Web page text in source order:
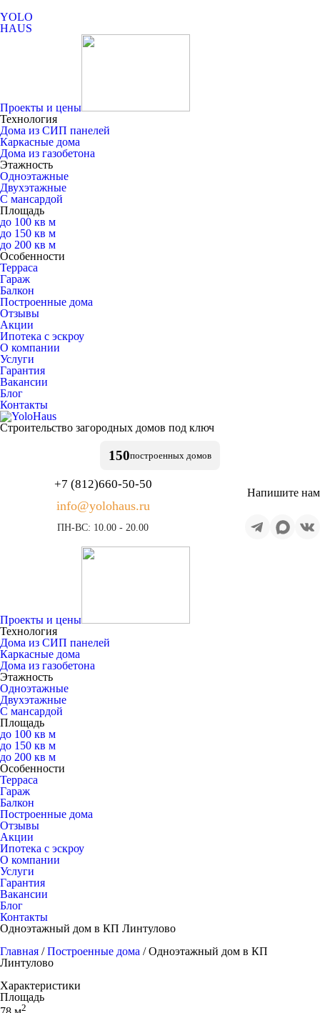
YOLO
HAUS
Проекты и цены
Технология
Дома из СИП панелей
Каркасные дома
Дома из газобетона
Этажность
Одноэтажные
Двухэтажные
С мансардой
Площадь
до 100 кв м
до 150 кв м
до 200 кв м
Особенности
Терраса
Гараж
Балкон
Построенные дома
Отзывы
Акции
Ипотека с эскроу
О компании
Услуги
Гарантия
Вакансии
Блог
Контакты
Строительство загородных домов под ключ
150построенных домов
+7 (812)660-50-50
info@yolohaus.ru
ПН-ВС: 10.00 - 20.00
Напишите нам
Проекты и цены
Технология
Дома из СИП панелей
Каркасные дома
Дома из газобетона
Этажность
Одноэтажные
Двухэтажные
С мансардой
Площадь
до 100 кв м
до 150 кв м
до 200 кв м
Особенности
Терраса
Гараж
Балкон
Построенные дома
Отзывы
Акции
Ипотека с эскроу
О компании
Услуги
Гарантия
Вакансии
Блог
Контакты
Одноэтажный дом в КП Линтулово
Главная /Построенные дома /Одноэтажный дом в КП
Линтулово
Характеристики
Площадь
2